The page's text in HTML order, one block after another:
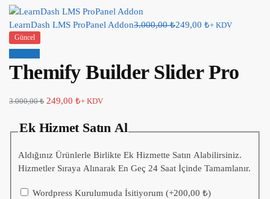
LearnDash LMS ProPanel Addon3.000,00₺249,00 ₺+ KDV
Güncel
Themify Builder Slider Pro
3.000,00₺ 249,00 ₺+ KDV
Ek Hizmet Satın Al
Aldığınız Ürünlerle Birlikte Ek Hizmette Satın Alabilirsiniz.
Hizmetler Sıraya Alınarak En Geç 24 Saat İçinde Tamamlanır.
Wordpress Kurulumuda İsitiyorum(+200,00₺)